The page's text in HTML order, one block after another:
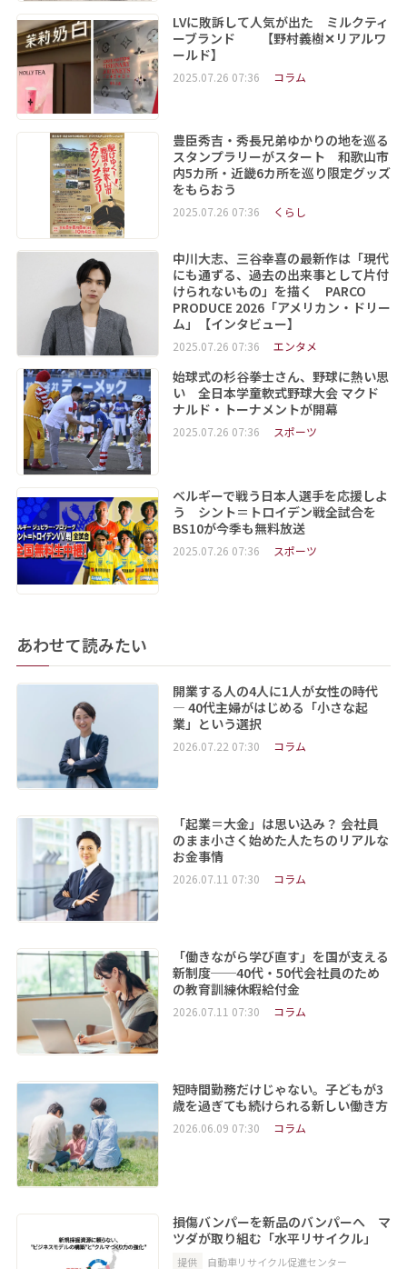
LVに敗訴して人気が出た ミルクティ
ーブランド 【野村義樹✕リアルワ
ールド】
2025.07.26 07:36 コラム
豊臣秀吉・秀長兄弟ゆかりの地を巡る
スタンプラリーがスタート 和歌山市
内5カ所・近畿6カ所を巡り限定グッズ
をもらおう
2025.07.26 07:36 くらし
中川大志、三谷幸喜の最新作は「現代
にも通ずる、過去の出来事として片付
けられないもの」を描く PARCO
PRODUCE 2026「アメリカン・ドリー
ム」【インタビュー】
2025.07.26 07:36 エンタメ
始球式の杉谷拳士さん、野球に熱い思
い 全日本学童軟式野球大会 マクド
ナルド・トーナメントが開幕
2025.07.26 07:36 スポーツ
ベルギーで戦う日本人選手を応援しよ
う シント＝トロイデン戦全試合を
BS10が今季も無料放送
2025.07.26 07:36 スポーツ
あわせて読みたい
開業する人の4人に1人が女性の時代
― 40代主婦がはじめる「小さな起
業」という選択
2026.07.22 07:30 コラム
「起業＝大金」は思い込み？ 会社員
のまま小さく始めた人たちのリアルな
お金事情
2026.07.11 07:30 コラム
「働きながら学び直す」を国が支える
新制度──40代・50代会社員のため
の教育訓練休暇給付金
2026.07.11 07:30 コラム
短時間勤務だけじゃない。子どもが3
歳を過ぎても続けられる新しい働き方
2026.06.09 07:30 コラム
損傷バンパーを新品のバンパーへ マ
ツダが取り組む「水平リサイクル」
提供 自動車リサイクル促進センター